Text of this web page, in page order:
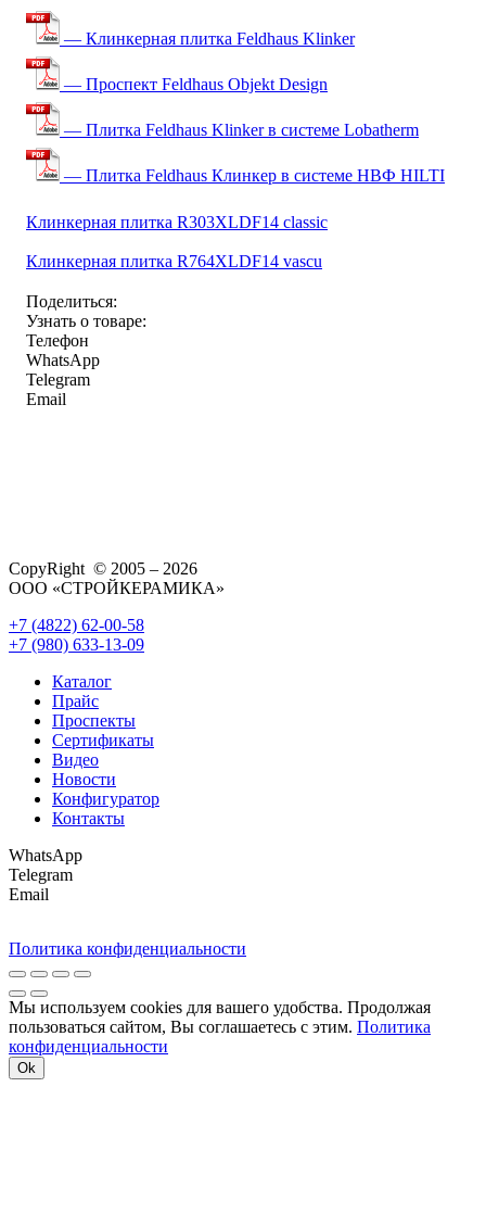
— Клинкерная плитка Feldhaus Klinker
— Проспект Feldhaus Objekt Design
— Плитка Feldhaus Klinker в системе Lobatherm
— Плитка Feldhaus Клинкер в системе НВФ HILTI
Клинкерная плитка R303XLDF14 classic
Клинкерная плитка R764XLDF14 vascu
Поделиться:
Узнать о товаре:
Телефон
WhatsApp
Telegram
Email
CopyRight © 2005 – 2026
ООО «СТРОЙКЕРАМИКА»
+7 (4822) 62-00-58
+7 (980) 633-13-09
Каталог
Прайс
Проспекты
Сертификаты
Видео
Новости
Конфигуратор
Контакты
WhatsApp
Telegram
Email
Политика конфиденциальности
Мы используем cookies для вашего удобства. Продолжая
пользоваться сайтом, Вы соглашаетесь с этим. Политика
конфиденциальности
Ok